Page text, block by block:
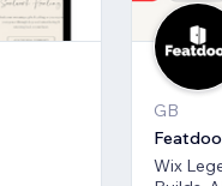
GB
Wix